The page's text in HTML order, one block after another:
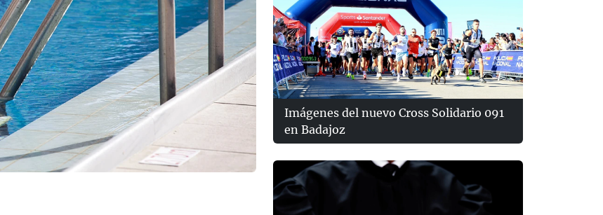
Imágenes del nuevo Cross Solidario 091
en Badajoz